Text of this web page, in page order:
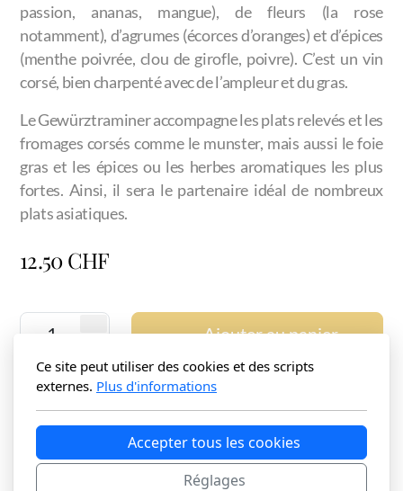
passion, ananas, mangue), de fleurs (la rose
notamment), d’agrumes (écorces d’oranges) et d’épices
(menthe poivrée, clou de girofle, poivre). C’est un vin
corsé, bien charpenté avec de l’ampleur et du gras.
Le Gewürztraminer accompagne les plats relevés et les
fromages corsés comme le munster, mais aussi le foie
gras et les épices ou les herbes aromatiques les plus
fortes. Ainsi, il sera le partenaire idéal de nombreux
plats asiatiques.
12.50CHF
Ajouter au panier
Ce site peut utiliser des cookies et des scripts
externes. Plus d'informations
Accepter tous les cookies
Réglages